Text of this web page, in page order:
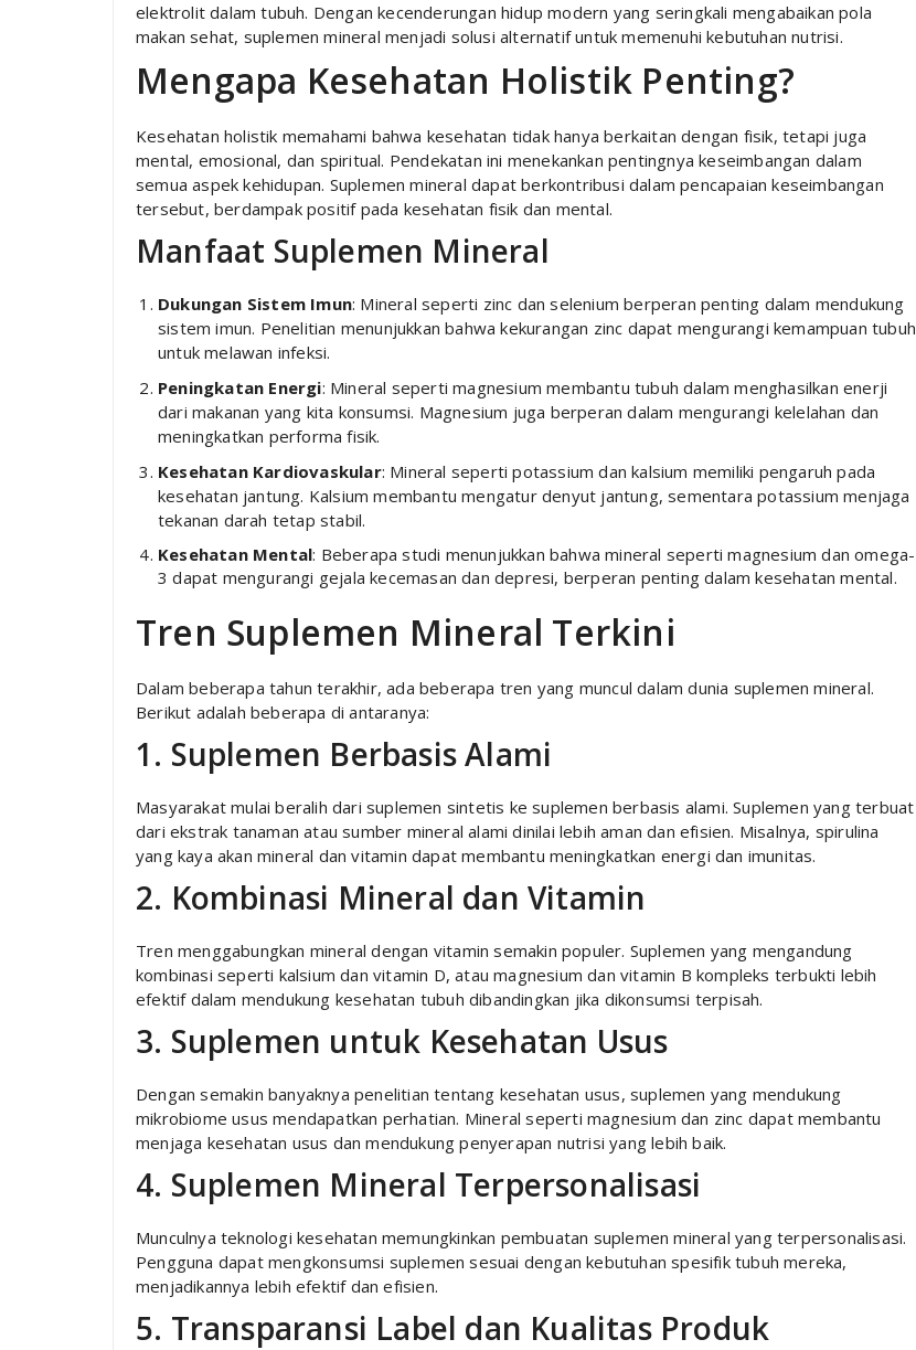
elektrolit dalam tubuh. Dengan kecenderungan hidup modern yang seringkali mengabaikan pola
makan sehat, suplemen mineral menjadi solusi alternatif untuk memenuhi kebutuhan nutrisi.
Mengapa Kesehatan Holistik Penting?
Kesehatan holistik memahami bahwa kesehatan tidak hanya berkaitan dengan fisik, tetapi juga
mental, emosional, dan spiritual. Pendekatan ini menekankan pentingnya keseimbangan dalam
semua aspek kehidupan. Suplemen mineral dapat berkontribusi dalam pencapaian keseimbangan
tersebut, berdampak positif pada kesehatan fisik dan mental.
Manfaat Suplemen Mineral
Dukungan Sistem Imun: Mineral seperti zinc dan selenium berperan penting dalam mendukung
sistem imun. Penelitian menunjukkan bahwa kekurangan zinc dapat mengurangi kemampuan tubuh
untuk melawan infeksi.
Peningkatan Energi: Mineral seperti magnesium membantu tubuh dalam menghasilkan enerji
dari makanan yang kita konsumsi. Magnesium juga berperan dalam mengurangi kelelahan dan
meningkatkan performa fisik.
Kesehatan Kardiovaskular: Mineral seperti potassium dan kalsium memiliki pengaruh pada
kesehatan jantung. Kalsium membantu mengatur denyut jantung, sementara potassium menjaga
tekanan darah tetap stabil.
Kesehatan Mental: Beberapa studi menunjukkan bahwa mineral seperti magnesium dan omega-
3 dapat mengurangi gejala kecemasan dan depresi, berperan penting dalam kesehatan mental.
Tren Suplemen Mineral Terkini
Dalam beberapa tahun terakhir, ada beberapa tren yang muncul dalam dunia suplemen mineral.
Berikut adalah beberapa di antaranya:
1. Suplemen Berbasis Alami
Masyarakat mulai beralih dari suplemen sintetis ke suplemen berbasis alami. Suplemen yang terbuat
dari ekstrak tanaman atau sumber mineral alami dinilai lebih aman dan efisien. Misalnya, spirulina
yang kaya akan mineral dan vitamin dapat membantu meningkatkan energi dan imunitas.
2. Kombinasi Mineral dan Vitamin
Tren menggabungkan mineral dengan vitamin semakin populer. Suplemen yang mengandung
kombinasi seperti kalsium dan vitamin D, atau magnesium dan vitamin B kompleks terbukti lebih
efektif dalam mendukung kesehatan tubuh dibandingkan jika dikonsumsi terpisah.
3. Suplemen untuk Kesehatan Usus
Dengan semakin banyaknya penelitian tentang kesehatan usus, suplemen yang mendukung
mikrobiome usus mendapatkan perhatian. Mineral seperti magnesium dan zinc dapat membantu
menjaga kesehatan usus dan mendukung penyerapan nutrisi yang lebih baik.
4. Suplemen Mineral Terpersonalisasi
Munculnya teknologi kesehatan memungkinkan pembuatan suplemen mineral yang terpersonalisasi.
Pengguna dapat mengkonsumsi suplemen sesuai dengan kebutuhan spesifik tubuh mereka,
menjadikannya lebih efektif dan efisien.
5. Transparansi Label dan Kualitas Produk